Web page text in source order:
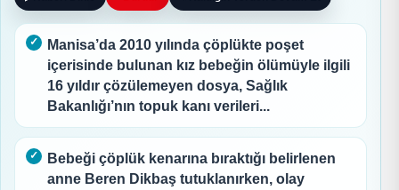
Manisa’da 2010 yılında çöplükte poşet
içerisinde bulunan kız bebeğin ölümüyle ilgili
16 yıldır çözülemeyen dosya, Sağlık
Bakanlığı’nın topuk kanı verileri...
Bebeği çöplük kenarına bıraktığı belirlenen
anne Beren Dikbaş tutuklanırken, olay